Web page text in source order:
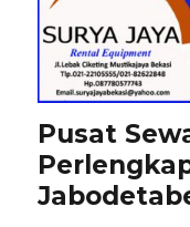
Pusat